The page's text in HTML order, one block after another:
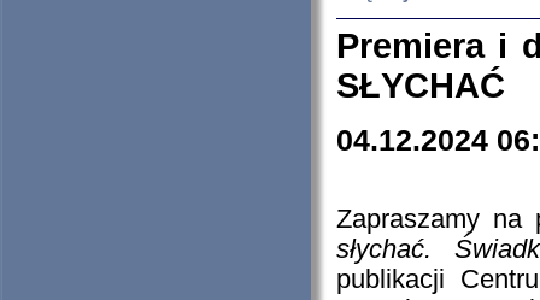
Premiera i
SŁYCHAĆ
04.12.2024
Zapraszamy
słychać.
publikacji